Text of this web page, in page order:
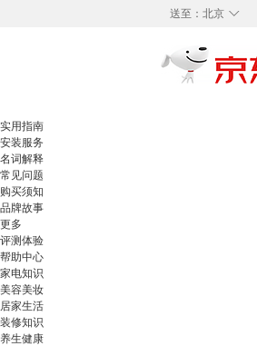
◇
送至： 北京
实用指南
安装服务
名词解释
常见问题
购买须知
品牌故事
更多
评测体验
帮助中心
家电知识
美容美妆
居家生活
装修知识
养生健康